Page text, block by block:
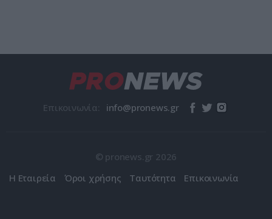
Επικοινωνία:
© pronews.gr 2026
Η Εταιρεία
Όροι χρήσης Ταυτότητα Επικοινωνία